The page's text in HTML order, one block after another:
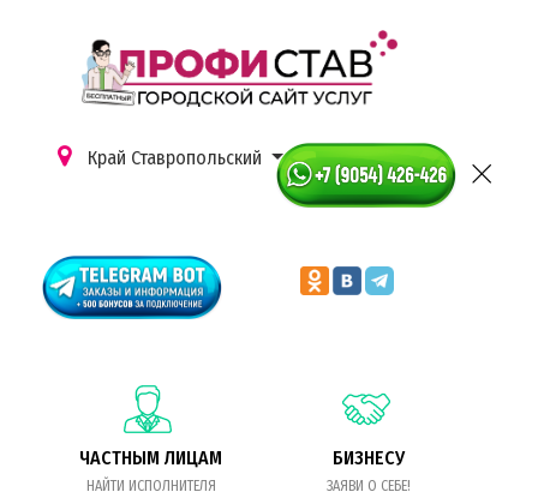
Край Ставропольский
ЧАСТНЫМ ЛИЦАМ
НАЙТИ ИСПОЛНИТЕЛЯ
БИЗНЕСУ
ЗАЯВИ О СЕБЕ!